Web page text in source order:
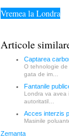
Vremea la Londra
Articole
Captarea
O tehnologie de
gata de im…
Fantanile
Londra va
autoritatil…
Acces interzis
Masinile
Zemanta